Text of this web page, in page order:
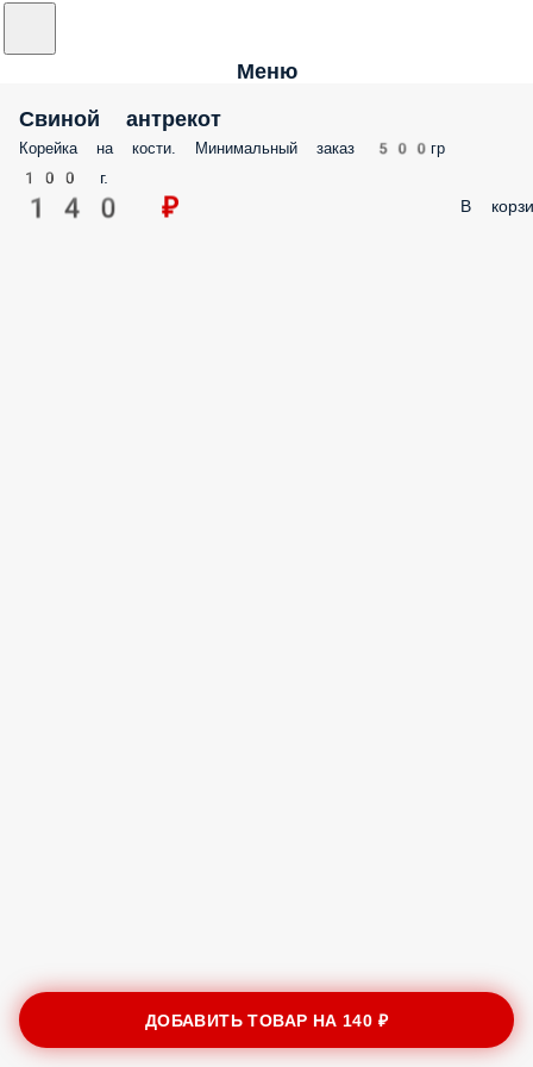
Меню
Свиной антрекот
Корейка на кости. Минимальный заказ 500гр
100 г.
140 ₽ В
ДОБАВИТЬ ТОВАР НА 140 ₽